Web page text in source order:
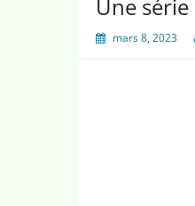
Une série
mars 8, 2023